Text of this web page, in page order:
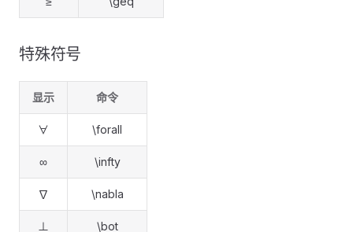
特殊符号
显示 命令
∀ \forall
∞ \infty
∇ \nabla
⊥ \bot